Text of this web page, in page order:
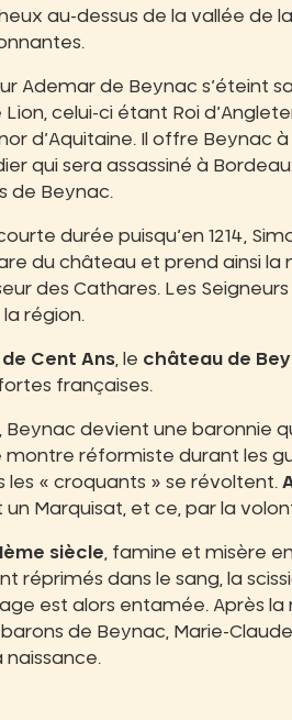
au-dessus de la vallée de
Ademar de Beynac
celui-ci étant Roi
d’Aquitaine. Il offre Beynac
qui sera assassiné à
de Beynac.
durée puisqu’en 1214,
du château et prend ainsi
des Cathares. Les
la région.
Cent Ans , le château de
françaises.
Beynac devient une baronnie
montre réformiste durant les
les « croquants » se révoltent.
un Marquisat, et ce, par la
siècle , famine et misère
réprimés dans le sang, la
est alors entamée. Après
de Beynac, Marie-
naissance.